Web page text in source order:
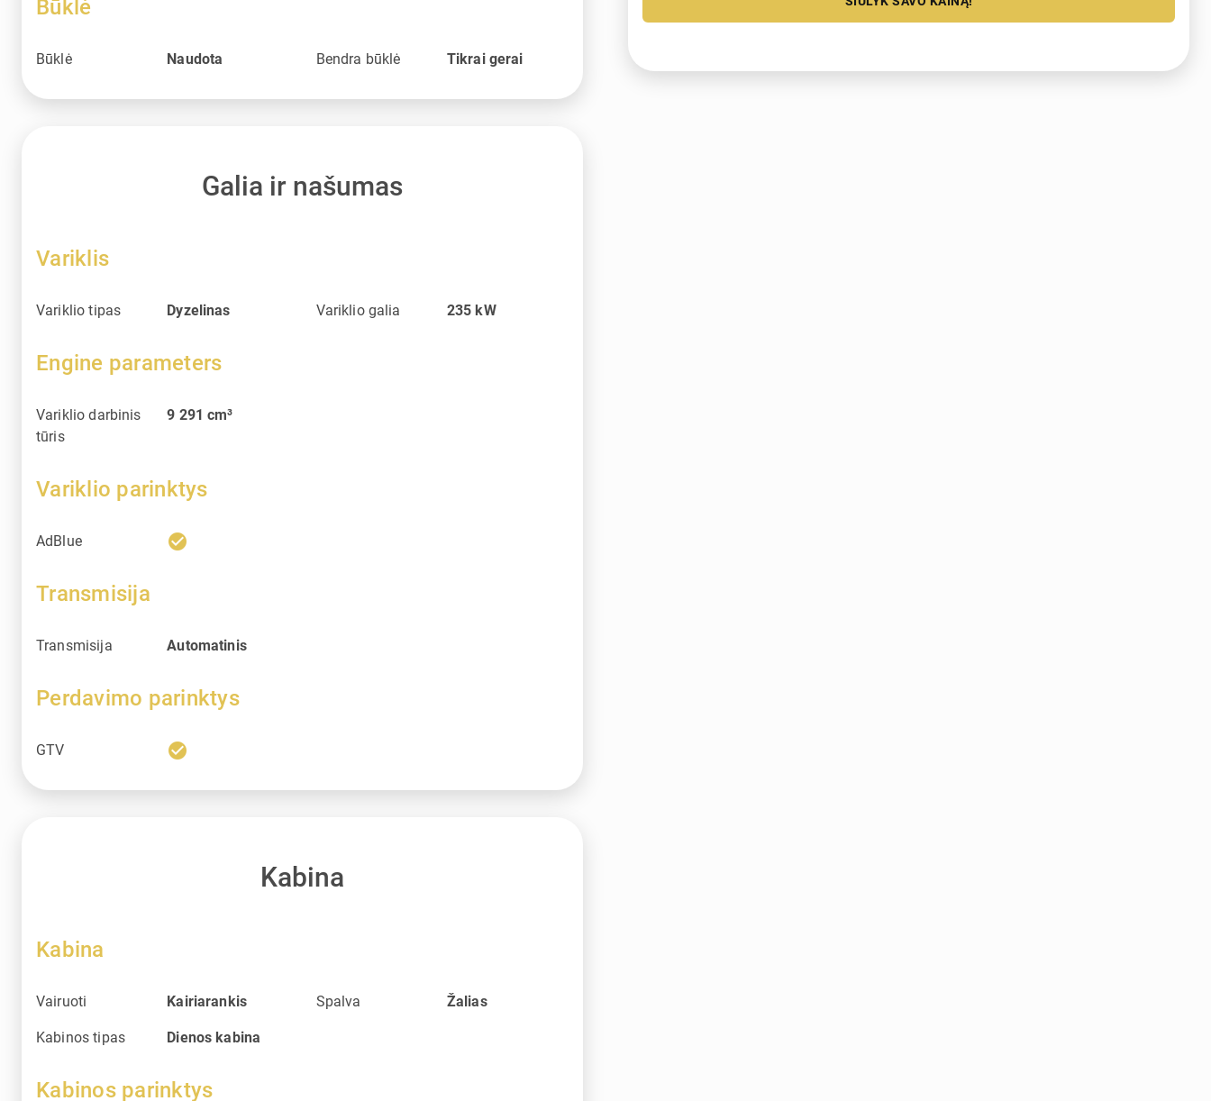
Būklė
Būklė Naudota Bendra būklė Tikrai gerai
Galia ir našumas
Variklis
Variklio tipas Dyzelinas Variklio galia 235 kW
Engine parameters
Variklio darbinis
tūris
9 291cm³
Variklio parinktys
AdBlue check_circle
Transmisija
Transmisija Automatinis
Perdavimo parinktys
GTV check_circle
Kabina
Kabina
Vairuoti Kairiarankis Spalva Žalias
Kabinos tipas Dienos kabina
Kabinos parinktys